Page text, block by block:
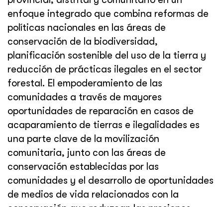
enfoque integrado que combina reformas de
políticas nacionales en las áreas de
conservación de la biodiversidad,
planificación sostenible del uso de la tierra y
reducción de prácticas ilegales en el sector
forestal. El empoderamiento de las
comunidades a través de mayores
oportunidades de reparación en casos de
acaparamiento de tierras e ilegalidades es
una parte clave de la movilización
comunitaria, junto con las áreas de
conservación establecidas por las
comunidades y el desarrollo de oportunidades
de medios de vida relacionados con la